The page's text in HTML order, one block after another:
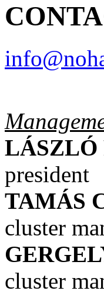
LÁSZLÓ
president
TAMÁS
cluster
cluster